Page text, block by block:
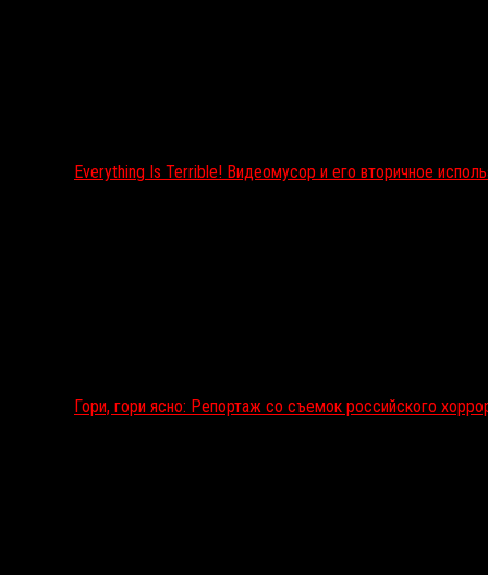
Everything Is Terrible! Видеомусор и его вторичное
Гори, гори ясно: Репортаж со съемок российского